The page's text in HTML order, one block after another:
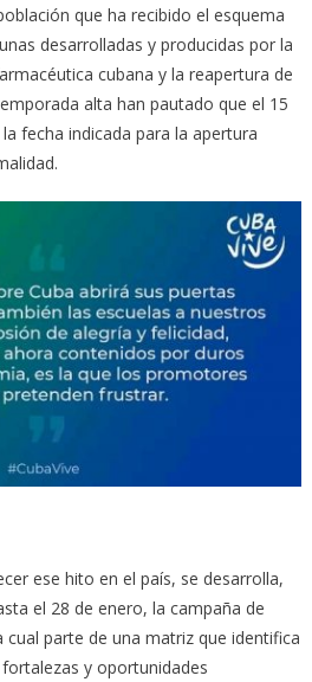
que ha recibido el esquema
desarrolladas y producidas por la
cubana y la reapertura de
alta han pautado que el 15
fecha indicada para la apertura
ese hito en el país, se desarrolla,
el 28 de enero, la campaña de
cual parte de una matriz que identifica
y oportunidades